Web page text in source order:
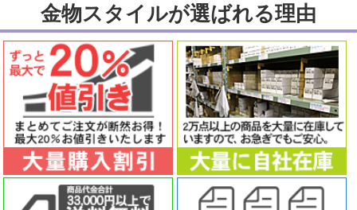
金物スタイルが選ばれる理由